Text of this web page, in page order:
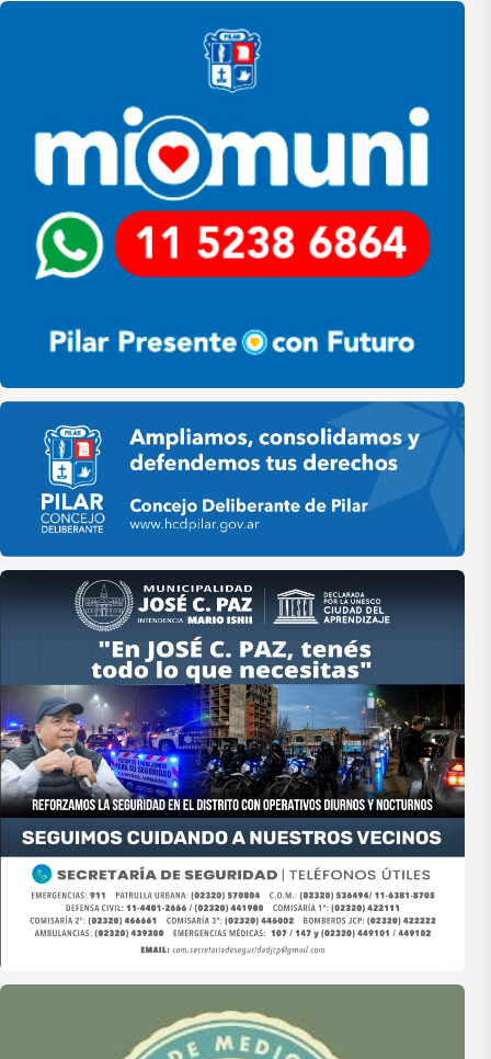
Pilar HCD
Asociación de Medios Vecinales